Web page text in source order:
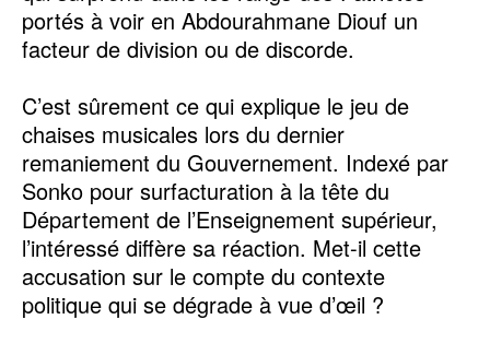
portés à voir en Abdourahmane Diouf un
facteur de division ou de discorde.
C’est sûrement ce qui explique le jeu de
chaises musicales lors du dernier
remaniement du Gouvernement. Indexé par
Sonko pour surfacturation à la tête du
Département de l’Enseignement supérieur,
l’intéressé diffère sa réaction. Met-il cette
accusation sur le compte du contexte
politique qui se dégrade à vue d’œil ?